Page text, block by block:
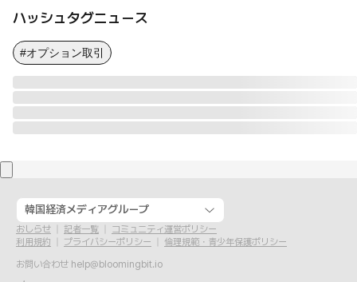
ハッシュタグニュース
#オプション取引
韓国経済メディアグループ
おしらせ 記者一覧
コミュニティ運営ポリシー
利用規約
プライバシーポリシー
倫理規範・青少年保護ポリシー
お問い合わせ help@bloomingbit.io